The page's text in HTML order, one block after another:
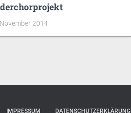
2014
IMPRESSUM DATENSCHUTZERKLÄRUNG